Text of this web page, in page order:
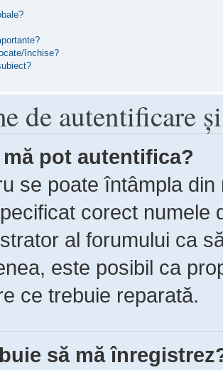
închise?
de autentificare
mă pot autentifica?
se poate întâmpla
corect numele
al forumului ca
este posibil ca
ce trebuie reparată.
să mă